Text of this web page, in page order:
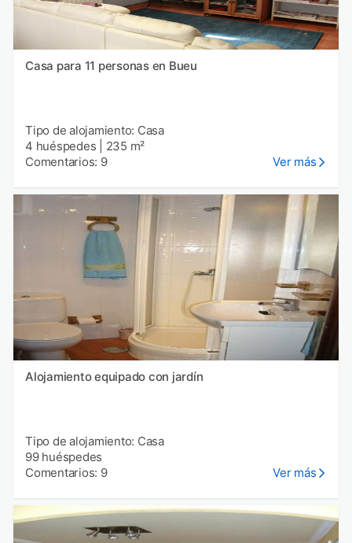
Casa para 11 personas en Bueu
Tipo de alojamiento: Casa
4 huéspedes
235 m²
Comentarios: 9
Ver más
Alojamiento equipado con jardín
Tipo de alojamiento: Casa
99 huéspedes
Comentarios: 9
Ver más